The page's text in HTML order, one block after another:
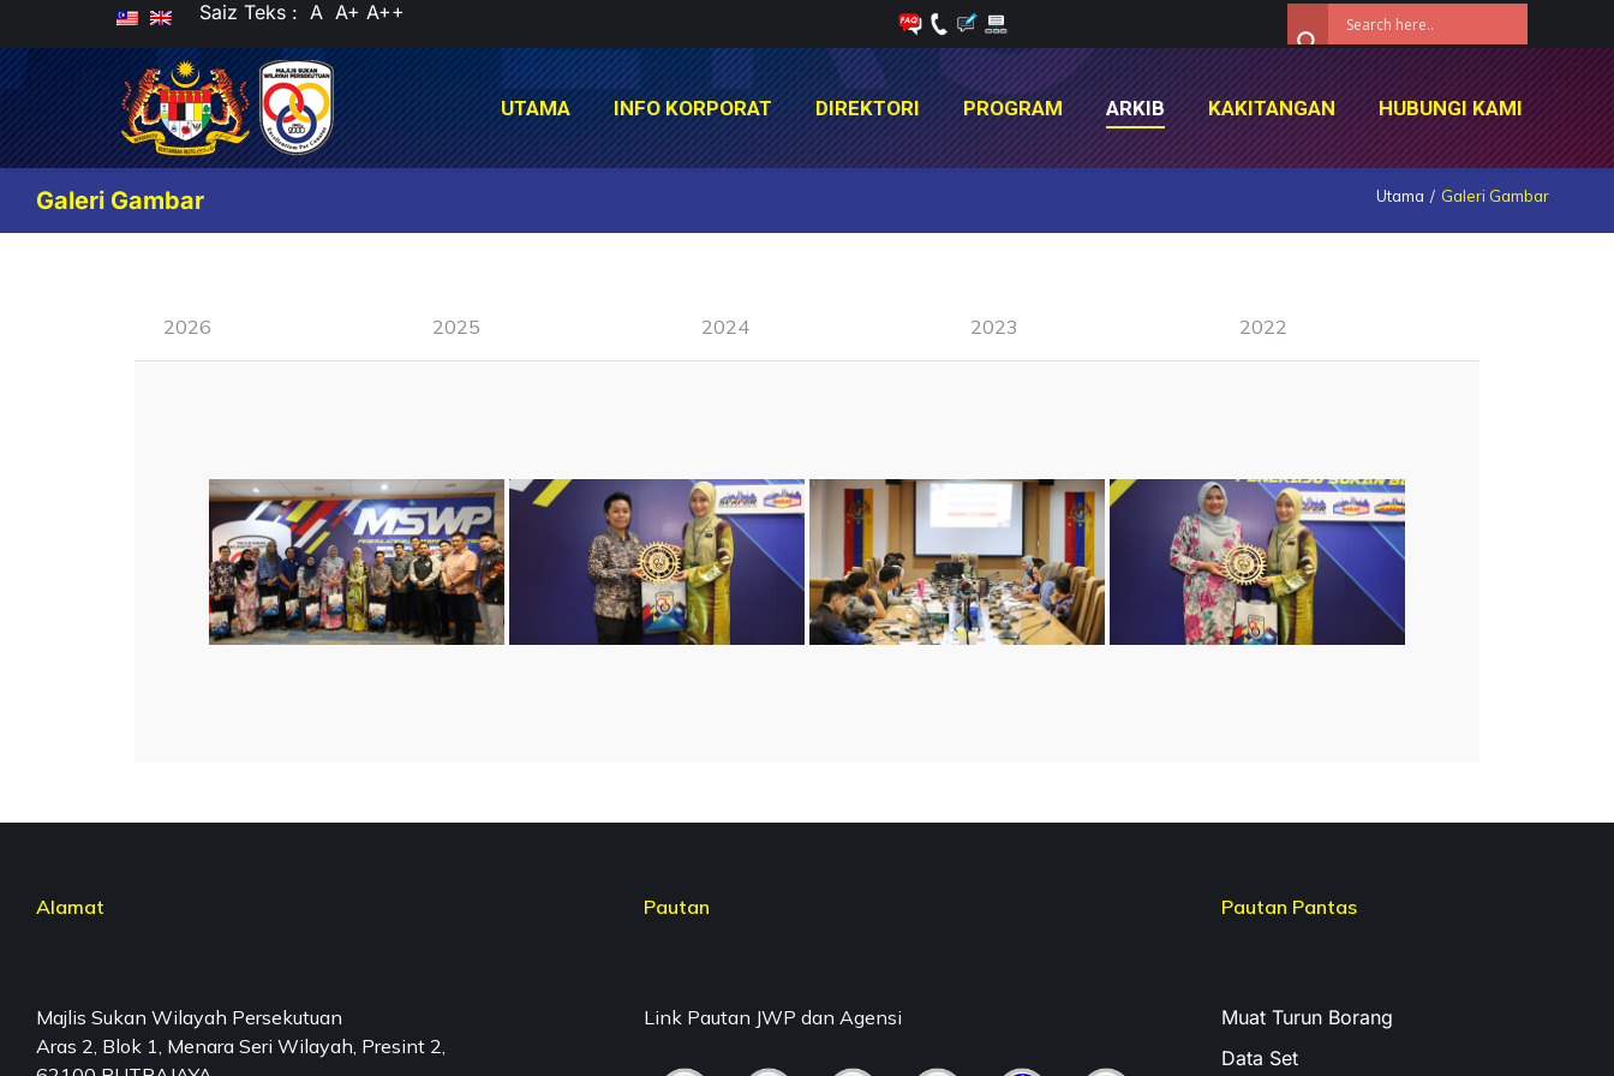
Saiz Teks : A A+ A++
UTAMA INFO KORPORAT DIREKTORI PROGRAM ARKIB KAKITANGAN HUBUNGI KAMI
Galeri Gambar Utama Galeri Gambar
2026 2025 2024 2023 2022
Alamat
Majlis Sukan Wilayah Persekutuan
Aras 2, Blok 1, Menara Seri Wilayah, Presint 2,
Pautan
Link Pautan JWP dan Agensi
Pautan Pantas
Muat Turun Borang
Data Set
UTAMA INFO KORPORAT DIREKTORI PROGRAM ARKIB KAKITANGAN HUBUNGI KAMI